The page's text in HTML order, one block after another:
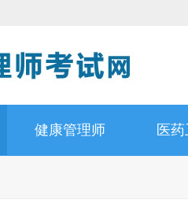
健康管理师 医